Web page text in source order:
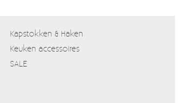
Kapstokken & Haken
Keuken accessoires
SALE